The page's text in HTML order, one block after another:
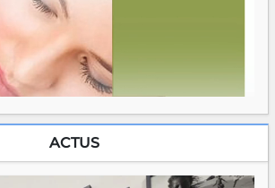
ACTUS